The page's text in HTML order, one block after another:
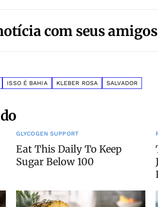
com seus amigos
ISSO É BAHIA KLEBER ROSA SALVADOR